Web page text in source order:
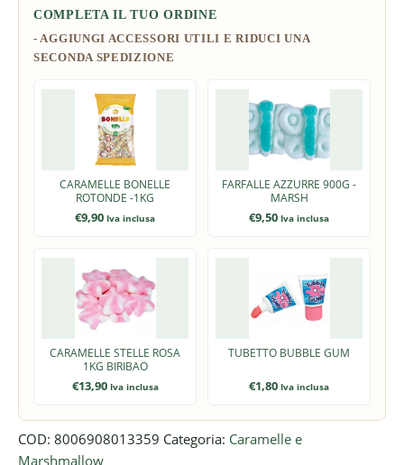
COMPLETA IL TUO ORDINE
CARAMELLE BONELLE
ROTONDE -1KG
€9,90 Iva inclusa
FARFALLE AZZURRE 900G -
MARSH
€9,50 Iva inclusa
CARAMELLE STELLE ROSA
1KG BIRIBAO
€13,90 Iva inclusa
TUBETTO BUBBLE GUM
€1,80 Iva inclusa
COD: 8006908013359 Categoria: Caramelle e
Marshmallow